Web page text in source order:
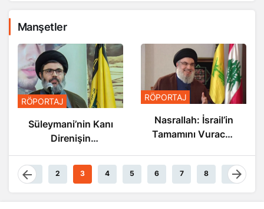
Manşetler
RÖPORTAJ
Süleymani’nin Kanı
Direnişin
Damarlarında
Akıyor
RÖPORTAJ
Nasrallah: İsrail’in
Tamamını Vuracak
1 2 3 4 5 6 7 8 9